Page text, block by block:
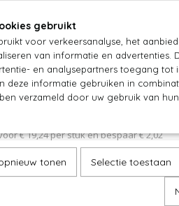
LUXURY GOLD
Mask 200 ml
(inclusief btw 21%)
€ 19,24 per stuk en bespaar € 2,02
€ 18,23 per stuk en bespaar € 6,06
gebruikt
voor verkeersanalyse, het
van informatie en advertenties.
en analysepartners toegang tot
deze informatie gebruiken in
verzameld door uw gebruik van
tonen Selectie toestaan